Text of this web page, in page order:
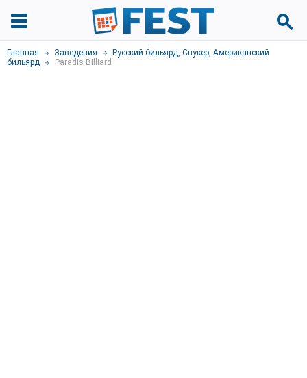
Главная Заведения Русский бильярд, Снукер, Американский
бильярд
Paradis Billiard